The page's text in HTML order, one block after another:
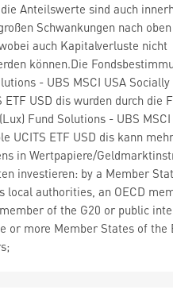
Anteilswerte sind auch
Schwankungen nach
auch Kapitalverluste nicht
können.Die
- UBS MSCI USA Socially
ETF USD dis wurden durch die
Fund Solutions - UBS MSCI
UCITS ETF USD dis kann
in Wertpapiere/
investieren: by a Member
local authorities, an OECD
of the G20 or public
or more Member States of the